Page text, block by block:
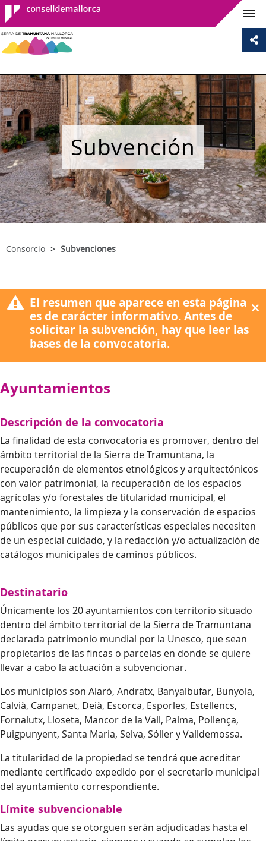
Consell de
Mallorca
Subvención
Consorcio Subvenciones
El resumen que aparece en esta página
es de carácter informativo. Antes de
solicitar la subvención, hay que leer las
bases de la convocatoria.
Ayuntamientos
Descripción de la convocatoria
La finalidad de esta convocatoria es promover, dentro del
ámbito territorial de la Sierra de Tramuntana, la
recuperación de elementos etnológicos y arquitectónicos
con valor patrimonial, la recuperación de los espacios
agrícolas y/o forestales de titularidad municipal, el
mantenimiento, la limpieza y la conservación de espacios
públicos que por sus características especiales necesiten
de un especial cuidado, y la redacción y/o actualización de
catálogos municipales de caminos públicos.
Destinatario
Únicamente los 20 ayuntamientos con territorio situado
dentro del ámbito territorial de la Sierra de Tramuntana
declarada patrimonio mundial por la Unesco, que sean
propietarios de las fincas o parcelas en donde se quiere
llevar a cabo la actuación a subvencionar.
Los municipios son Alaró, Andratx, Banyalbufar, Bunyola,
Calvià, Campanet, Deià, Escorca, Esporles, Estellencs,
Fornalutx, Lloseta, Mancor de la Vall, Palma, Pollença,
Puigpunyent, Santa Maria, Selva, Sóller y Valldemossa.
La titularidad de la propiedad se tendrá que acreditar
mediante certificado expedido por el secretario municipal
del ayuntamiento correspondiente.
Límite subvencionable
Las ayudas que se otorguen serán adjudicadas hasta el